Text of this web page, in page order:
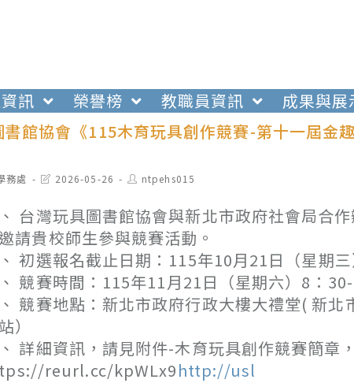
訊 榮譽榜 教職員資訊 成果與展
館協會《115木育玩具創作競賽-第十一屆金
務處
Post2026-05-26
Post
author:
ntpehs015
台灣玩具圖書館協會與新北市政府社會局合
請貴校師生參與競賽活動。
初選報名截止日期：115年10月21日（星期
競賽時間：115年11月21日（星期六）8：30-
競賽地點：新北市政府行政大樓大禮堂( 新
）
詳細資訊，請見附件-木育玩具創作競賽簡章
reurl.cc/kpWLx9http://usl